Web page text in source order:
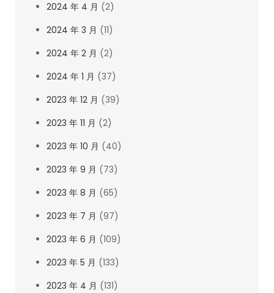
2024 年 4 月 (2)
2024 年 3 月 (11)
2024 年 2 月 (2)
2024 年 1 月 (37)
2023 年 12 月 (39)
2023 年 11 月 (2)
2023 年 10 月 (40)
2023 年 9 月 (73)
2023 年 8 月 (65)
2023 年 7 月 (97)
2023 年 6 月 (109)
2023 年 5 月 (133)
2023 年 4 月 (131)